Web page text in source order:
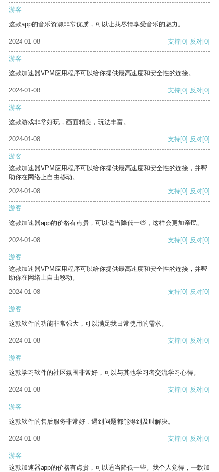
游客
这款app的音乐资源非常优质，可以让我尽情享受音乐的魅力。
2024-01-08 支持[0] 反对[0]
游客
这款加速器VPM应用程序可以给你提供最高速度和安全性的连接。
2024-01-08 支持[0] 反对[0]
游客
这款游戏非常好玩，画面精美，玩法丰富。
2024-01-08 支持[0] 反对[0]
游客
这款加速器VPM应用程序可以给你提供最高速度和安全性的连接，并帮
助你在网络上自由移动。
2024-01-08
支持[0] 反对[0]
游客
这款加速器app的价格有点贵，可以适当降低一些，这样会更加亲民。
2024-01-08 支持[0] 反对[0]
游客
这款加速器VPM应用程序可以给你提供最高速度和安全性的连接，并帮
助你在网络上自由移动。
2024-01-08
支持[0] 反对[0]
游客
这款软件的功能非常强大，可以满足我日常使用的需求。
2024-01-08 支持[0] 反对[0]
游客
这款学习软件的社区氛围非常好，可以与其他学习者交流学习心得。
2024-01-08 支持[0] 反对[0]
游客
这款软件的售后服务非常好，遇到问题都能得到及时解决。
2024-01-08 支持[0] 反对[0]
游客
这款加速器app的价格有点贵，可以适当降低一些。我个人觉得，一款加